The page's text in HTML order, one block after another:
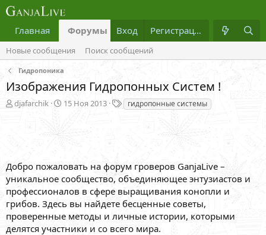
Главная Форумы Что нового? Медиа
Вход Регистрация
Новые сообщения Поиск сообщений
Гидропоника
Изображения Гидропонных Систем !
А
е
м
ы
djafarchik
Д
ч
а
л
15 Ноя 2013
Т
е
гидропонные системы
Добро пожаловать на форум гроверов GanjaLive –
уникальное сообщество, объединяющее энтузиастов и
профессионалов в сфере выращивания конопли и
грибов. Здесь вы найдете бесценные советы,
проверенные методы и личные истории, которыми
делятся участники и со всего мира.